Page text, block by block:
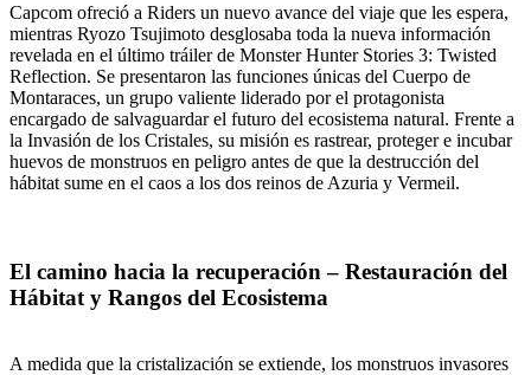
Capcom ofreció a Riders un nuevo avance del viaje que les espera,
mientras Ryozo Tsujimoto desglosaba toda la nueva información
revelada en el último tráiler de Monster Hunter Stories 3: Twisted
Reflection. Se presentaron las funciones únicas del Cuerpo de
Montaraces, un grupo valiente liderado por el protagonista
encargado de salvaguardar el futuro del ecosistema natural. Frente a
la Invasión de los Cristales, su misión es rastrear, proteger e incubar
huevos de monstruos en peligro antes de que la destrucción del
hábitat sume en el caos a los dos reinos de Azuria y Vermeil.
El camino hacia la recuperación – Restauración del
Hábitat y Rangos del Ecosistema
A medida que la cristalización se extiende, los monstruos invasores